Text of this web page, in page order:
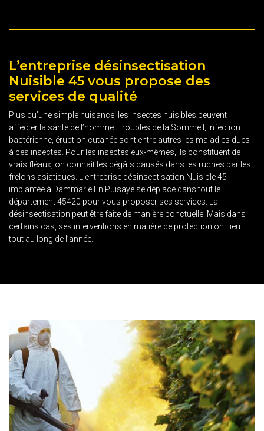
L’entreprise désinsectisation
Nuisible 45 vous propose des
services de qualité
Plus qu’une simple nuisance, les insectes nuisibles peuvent
affecter la santé de l’homme. Troubles de la Sommeil, infection
bactérienne, éruption cutanée sont entre autres les maladies dues
à ces insectes. Pour les insectes eux-mêmes, ils constituent de
vrais fléaux, on connait les dégâts causés dans les ruches par les
frelons asiatiques. L’entreprise désinsectisation Nuisible 45
implantée à Dammarie En Puisaye se déplace dans tout le
département 45420 pour vous proposer ses services. La
désinsectisation peut être faite de manière ponctuelle. Mais dans
certains cas, ses interventions en matière de protection ont lieu
tout au long de l’année.